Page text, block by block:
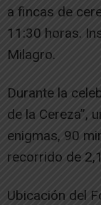
a fincas de
11:30 horas.
Milagro.
Durante la
de la Cereza”,
enigmas, 90
recorrido de
Ubicación del